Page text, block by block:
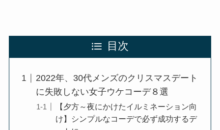
目次
2022年、30代メンズのクリスマスデート
に失敗しない女子ウケコーデ８選
【夕方～夜にかけたイルミネーション向
け】シンプルなコーデで必ず成功するデ